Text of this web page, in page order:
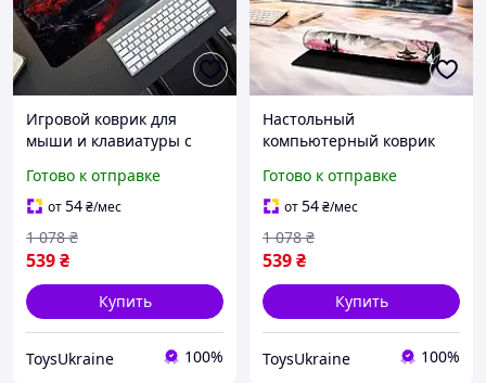
Игровой коврик для
мыши и клавиатуры с
desk mat
Готово к отправке
от54₴/мес
539₴
1 078 ₴
Купить
ToysUkraine 100%
Настольный
компьютерный коврик
принтом, игровой коврик
для рабочего стола
Готово к отправке
от54₴/мес
539₴
1 078 ₴
Купить
ToysUkraine 100%